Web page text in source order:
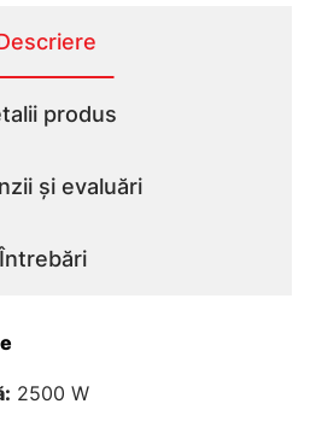
produs
și evaluări
Întrebări
2500 W